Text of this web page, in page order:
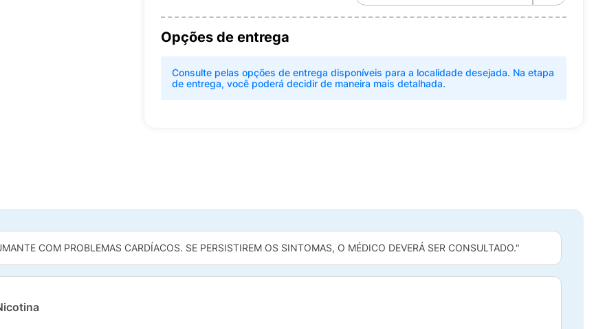
Opções de entrega
Consulte pelas opções de entrega disponíveis para a localidade desejada. Na etapa
de entrega, você poderá decidir de maneira mais detalhada.
COM PROBLEMAS CARDÍACOS. SE PERSISTIREM OS SINTOMAS, O MÉDICO DEVERÁ SER CONSULTADO."